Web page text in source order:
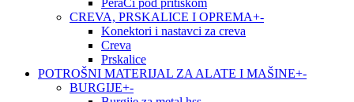
CREVA, PRSKALICE I OPREMA+-
Konektori i nastavci za creva
Creva
Prskalice
POTROŠNI MATERIJAL ZA ALATE I MAŠINE+-
BURGIJE+-